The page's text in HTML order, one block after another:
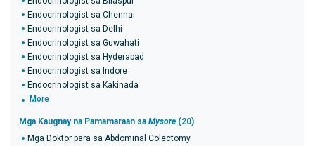
Endocrinologist sa Chennai
Endocrinologist sa Delhi
Endocrinologist sa Guwahati
Endocrinologist sa Hyderabad
Endocrinologist sa Indore
Endocrinologist sa Kakinada
More
Mga Kaugnay na Pamamaraan sa Mysore (20)
Mga Doktor para sa Abdominal Colectomy